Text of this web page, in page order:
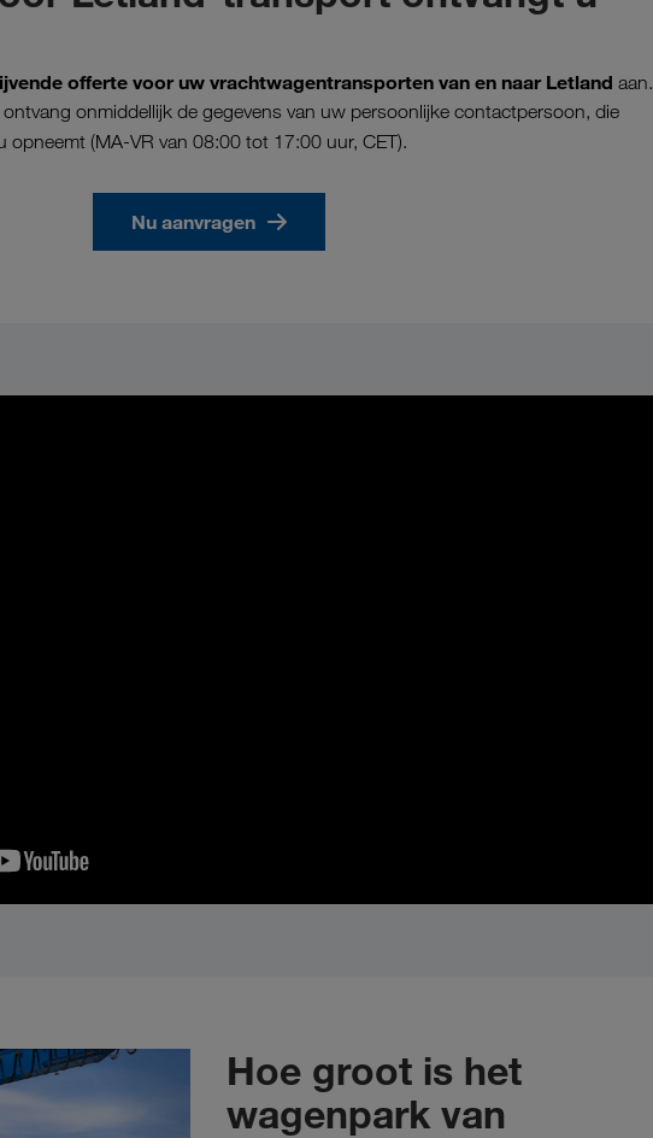
offerte voor uw vrachtwagentransporten van en naar Letland aan.
onmiddellijk de gegevens van uw persoonlijke contactpersoon, die
opneemt (MA-VR van 08:00 tot 17:00 uur, CET).
Nu aanvragen
Hoe groot is het
wagenpark van